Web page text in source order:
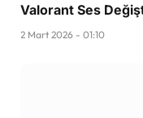
Valorant Ses
2 Mart 2026 - 01:10